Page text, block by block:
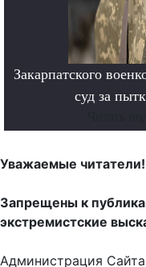
Закарпатского
суд за
Уважаемые читатели!
Запрещены к
экстремистские
Администрация Сайта